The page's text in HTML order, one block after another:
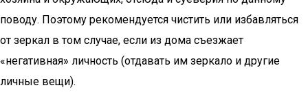
поводу. Поэтому рекомендуется чистить или избавляться
от зеркал в том случае, если из дома съезжает
«негативная» личность (отдавать им зеркало и другие
личные вещи).